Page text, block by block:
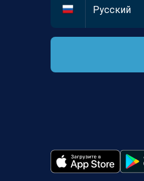
Русский